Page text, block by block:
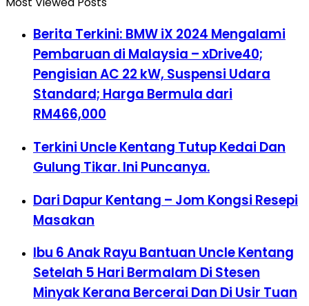
Berita Terkini: BMW iX 2024 Mengalami
Pembaruan di Malaysia – xDrive40;
Pengisian AC 22 kW, Suspensi Udara
Standard; Harga Bermula dari
RM466,000
Terkini Uncle Kentang Tutup Kedai Dan
Gulung Tikar. Ini Puncanya.
Dari Dapur Kentang – Jom Kongsi Resepi
Masakan
Ibu 6 Anak Rayu Bantuan Uncle Kentang
Setelah 5 Hari Bermalam Di Stesen
Minyak Kerana Bercerai Dan Di Usir Tuan